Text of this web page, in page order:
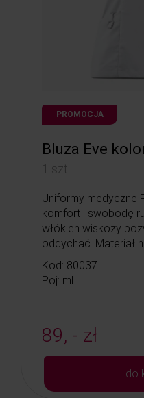
PROMOCJA
Bluza Eve
1 szt.
Uniformy medyczne
komfort i swobodę
włókien wiskozy
oddychać. Materiał
Kod: 80037
Poj: ml
89, - zł
do